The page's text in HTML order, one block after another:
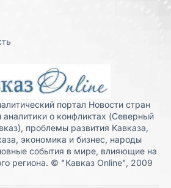
портал Новости стран
аналитики о конфликтах (Северный
проблемы развития Кавказа,
экономика и бизнес, народы
события в мире, влияющие на
региона. © "Кавказ Online", 2009